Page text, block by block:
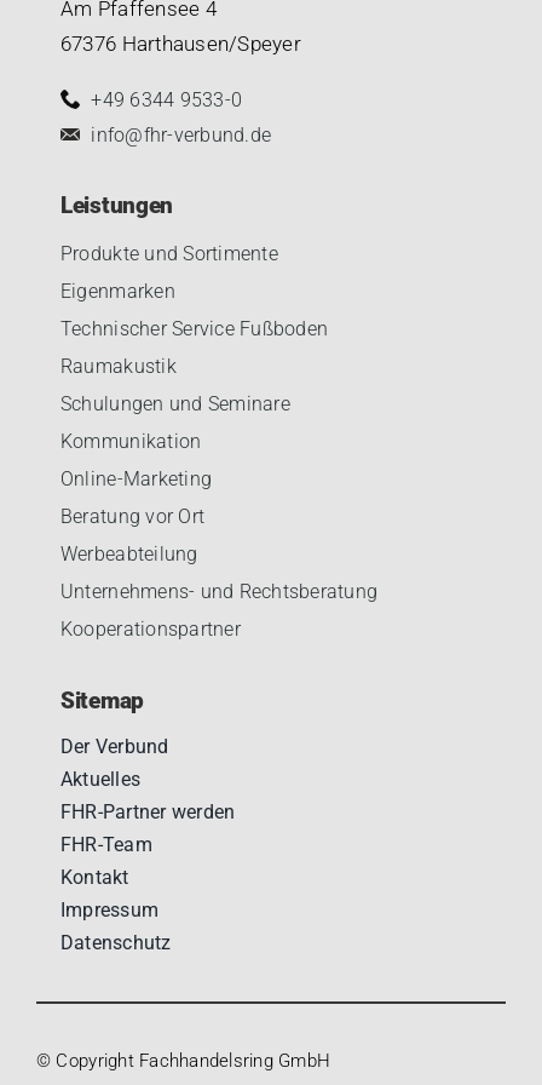
Am Pfaffensee 4
67376 Harthausen/Speyer
+49 6344 9533-0
info@fhr-verbund.de
Leistungen
Produkte und Sortimente
Eigenmarken
Technischer Service Fußboden
Raumakustik
Schulungen und Seminare
Kommunikation
Online-Marketing
Beratung vor Ort
Werbeabteilung
Unternehmens- und Rechtsberatung
Kooperationspartner
Sitemap
Der Verbund
Aktuelles
FHR-Partner werden
FHR-Team
Kontakt
Impressum
Datenschutz
© Copyright Fachhandelsring GmbH